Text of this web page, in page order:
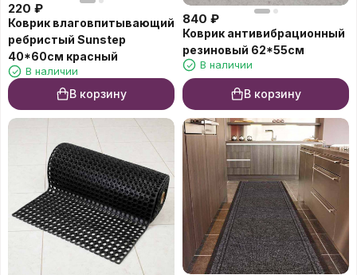
220 ₽
Коврик влаговпитывающий
ребристый Sunstep
40*60см красный
В наличии
В корзину
840 ₽
Коврик антивибрационный
резиновый 62*55см
В наличии
В корзину